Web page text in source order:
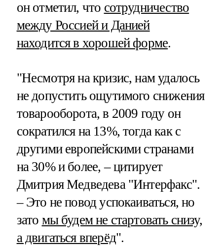
он отметил, что сотрудничество
между Россией и Данией
находится в хорошей форме.
"Несмотря на кризис, нам удалось
не допустить ощутимого снижения
товарооборота, в 2009 году он
сократился на 13%, тогда как с
другими европейскими странами
на 30% и более, – цитирует
Дмитрия Медведева "Интерфакс".
– Это не повод успокаиваться, но
зато мы будем не стартовать снизу,
а двигаться вперёд".